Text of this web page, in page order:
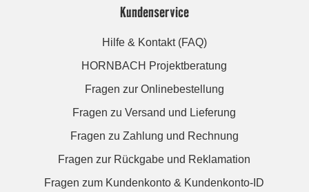
Kundenservice
Hilfe & Kontakt (FAQ)
HORNBACH Projektberatung
Fragen zur Onlinebestellung
Fragen zu Versand und Lieferung
Fragen zu Zahlung und Rechnung
Fragen zur Rückgabe und Reklamation
Fragen zum Kundenkonto & Kundenkonto-ID